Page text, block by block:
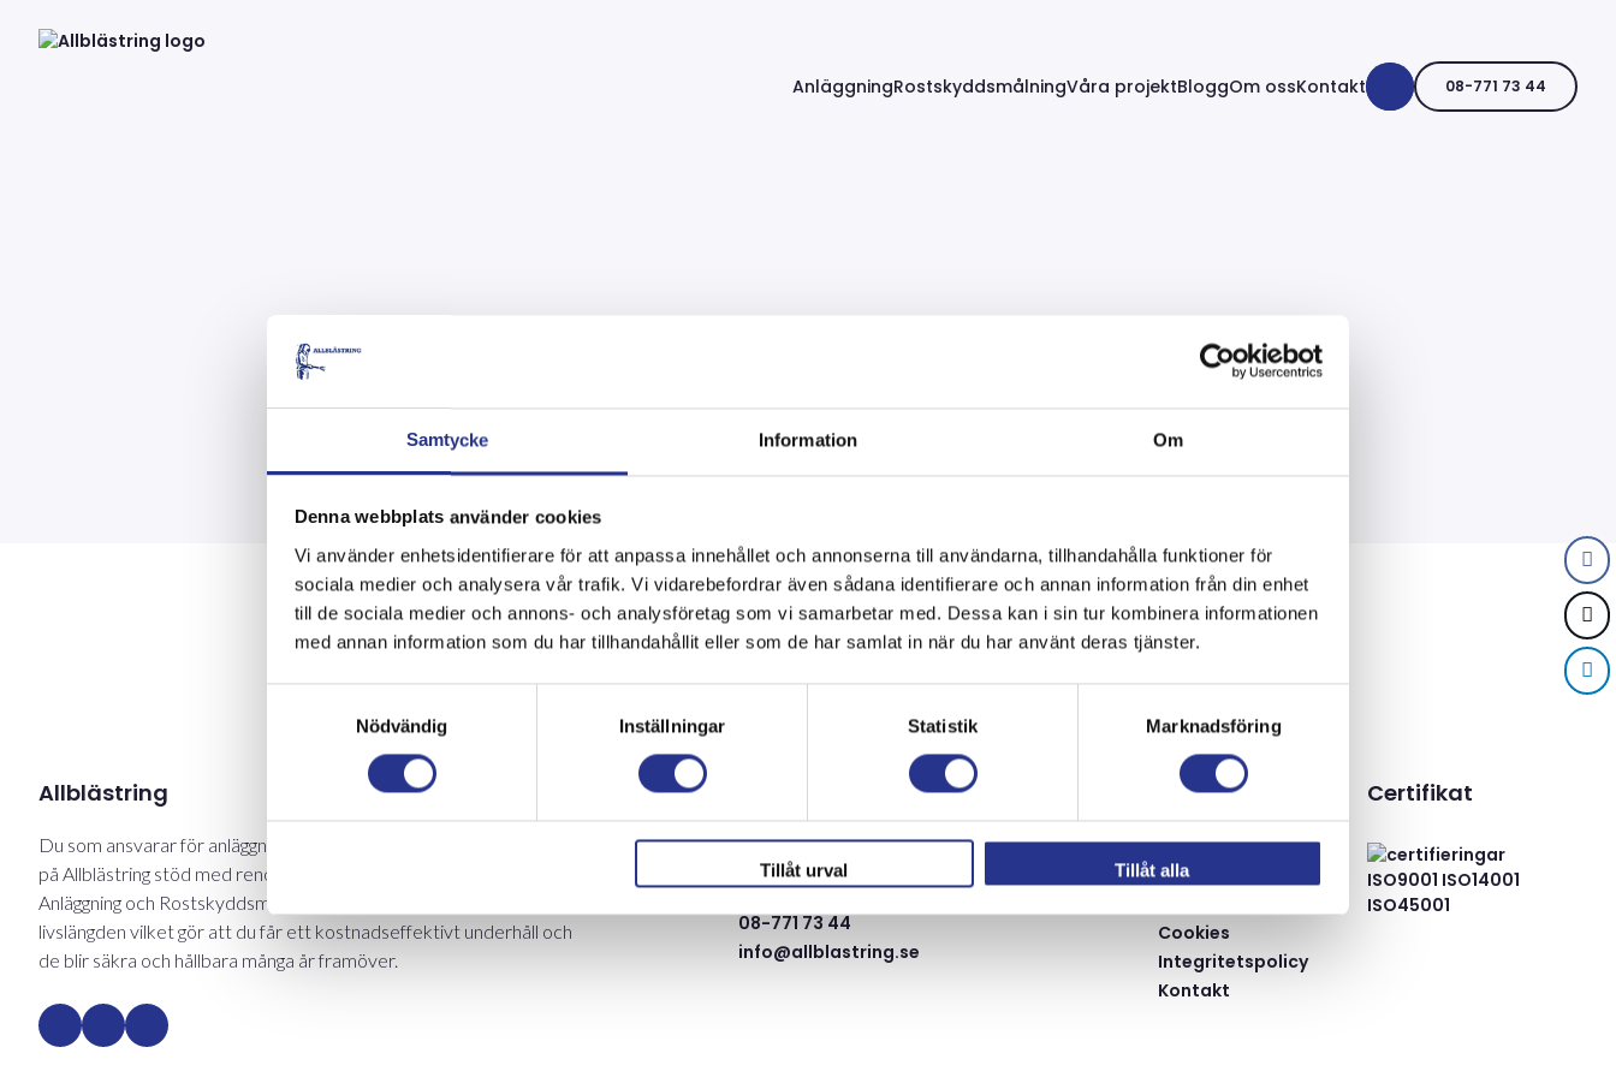
Samtycke Information Om
Denna webbplats använder cookies
Vi använder enhetsidentifierare för att anpassa innehållet och annonserna till användarna, tillhandahålla funktioner för
sociala medier och analysera vår trafik. Vi vidarebefordrar även sådana identifierare och annan information från din enhet
till de sociala medier och annons- och analysföretag som vi samarbetar med. Dessa kan i sin tur kombinera informationen
med annan information som du har tillhandahållit eller som de har samlat in när du har använt deras tjänster.
Nödvändig
Inställningar Statistik Marknadsföring
Tillåt urval Tillåt alla
AnläggningRostskyddsmålningVåra projektBloggOm ossKontakt 08-771 73 44
Allblästring
Du som ansvarar för anläggningar och konstruktioner får hos oss
på Allblästring stöd med renoveringar inom två olika områden:
Anläggning och Rostskyddsmålning. Med hög kvalitet förlänger vi
livslängden vilket gör att du får ett kostnadseffektivt underhåll och
de blir säkra och hållbara många år framöver.
Fräsarvägen 5B
142 50 Skogås
08-771 73 44
info@allblastring.se
Områden
Anläggning
Rostskyddsmålning
Resurser
Våra projekt
Blogg
Cookies
Integritetspolicy
Kontakt
Certifikat